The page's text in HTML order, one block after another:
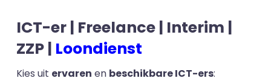
ICT-er | Freelance | Interim |
ZZP | Loondienst
Kies uit ervaren en beschikbare ICT-ers: